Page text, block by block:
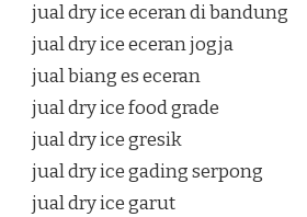
jual dry ice eceran di bandung
jual dry ice eceran jogja
jual biang es eceran
jual dry ice food grade
jual dry ice gresik
jual dry ice gading serpong
jual dry ice garut